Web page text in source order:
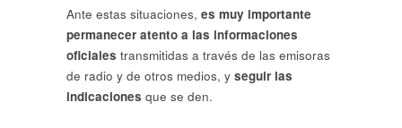
Ante estas situaciones, es muy importante
permanecer atento a las informaciones
oficiales transmitidas a través de las emisoras
de radio y de otros medios, y seguir las
indicaciones que se den.